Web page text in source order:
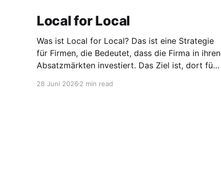
Local for Local
Was ist Local for Local? Das ist eine Strategie
für Firmen, die Bedeutet, dass die Firma in ihren
Absatzmärkten investiert. Das Ziel ist, dort für
entwickeln. Diese Strategie ist von Toyota
28 Juni 2026 2 min read